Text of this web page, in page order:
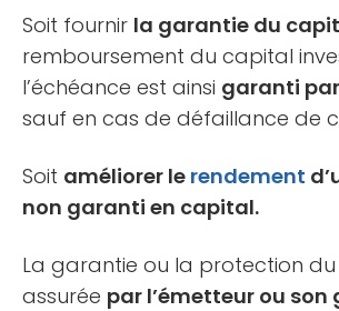
Soit fournir la garantie du
remboursement du capital
l’échéance est ainsi garanti
sauf en cas de défaillance de
Soit améliorer le rendement
non garanti en capital.
La garantie ou la protection
assurée par l’émetteur ou